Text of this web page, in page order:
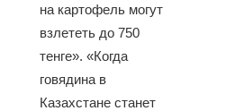
на картофель могут
взлететь до 750
тенге». «Когда
говядина в
Казахстане станет